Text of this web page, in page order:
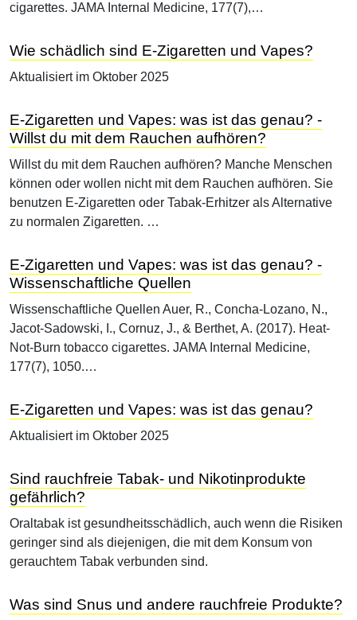
cigarettes. JAMA Internal Medicine, 177(7),…
Wie schädlich sind E-Zigaretten und Vapes?
Aktualisiert im Oktober 2025
E-Zigaretten und Vapes: was ist das genau? -
Willst du mit dem Rauchen aufhören?
Willst du mit dem Rauchen aufhören? Manche Menschen
können oder wollen nicht mit dem Rauchen aufhören. Sie
benutzen E-Zigaretten oder Tabak-Erhitzer als Alternative
zu normalen Zigaretten. …
E-Zigaretten und Vapes: was ist das genau? -
Wissenschaftliche Quellen
Wissenschaftliche Quellen Auer, R., Concha-Lozano, N.,
Jacot-Sadowski, I., Cornuz, J., & Berthet, A. (2017). Heat-
Not-Burn tobacco cigarettes. JAMA Internal Medicine,
177(7), 1050.…
E-Zigaretten und Vapes: was ist das genau?
Aktualisiert im Oktober 2025
Sind rauchfreie Tabak- und Nikotinprodukte
gefährlich?
Oraltabak ist gesundheitsschädlich, auch wenn die Risiken
geringer sind als diejenigen, die mit dem Konsum von
gerauchtem Tabak verbunden sind.
Was sind Snus und andere rauchfreie Produkte?